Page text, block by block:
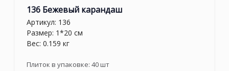
136 Бежевый карандаш
Артикул: 136
Размер: 1*20 см
Вес: 0.159 кг
Плиток в упаковке: 40шт